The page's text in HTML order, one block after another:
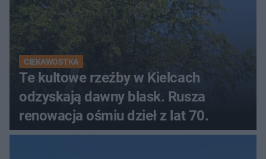
CIEKAWOSTKA
Te kultowe rzeźby w Kielcach
odzyskają dawny blask. Rusza
renowacja ośmiu dzieł z lat 70.